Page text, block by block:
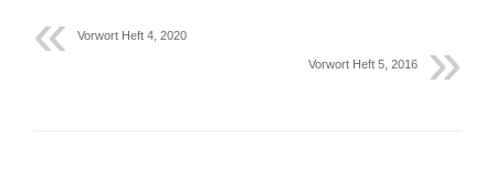
Vorwort Heft 4, 2020
Vorwort Heft 5, 2016